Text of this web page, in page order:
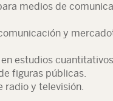
medios de
y
estudios
figuras públicas.
radio y televisión.